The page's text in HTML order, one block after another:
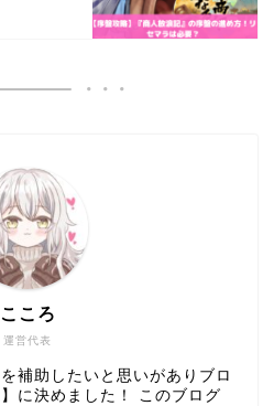
運営代表
こころ
補助したいと思いがありブロ
に決めました！ このブログ